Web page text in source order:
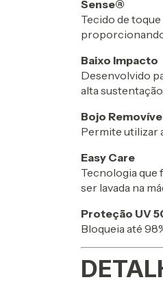
Sense®
Tecido de
Baixo Impacto
Desenvolvido
alta sustentação.
Bojo
Permite utilizar
Easy Care
Tecnologia que
ser lavada na
Proteção UV
Bloqueia até